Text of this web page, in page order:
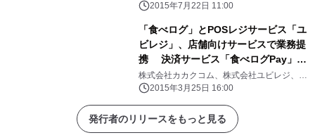
2015年7月22日 11:00
「食べログ」とPOSレジサービス「ユ
ビレジ」、店舗向けサービスで業務提
携 決済サービス「食べログPay」で
連携、iPadでクレジット決済が簡単
に 食べログ有料サービスとユビレジ
の両方利用で、お得なキャンペーンを
実施
株式会社カカクコム、株式会社ユビレジ、ベ
リトランス株式会社
2015年3月25日 16:00
発行者のリリースをもっと見る